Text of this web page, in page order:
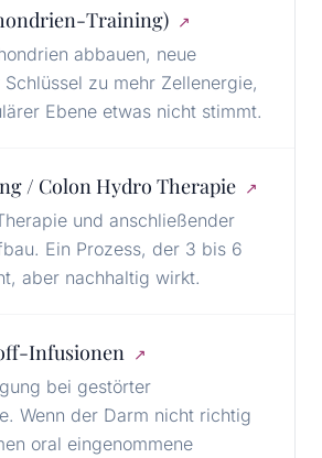
Training) ↗
abbauen, neue
zu mehr Zellenergie,
Ebene etwas nicht stimmt.
/ Colon Hydro Therapie ↗
und anschließender
Ein Prozess, der 3 bis 6
aber nachhaltig wirkt.
Infusionen ↗
bei gestörter
Wenn der Darm nicht richtig
oral eingenommene